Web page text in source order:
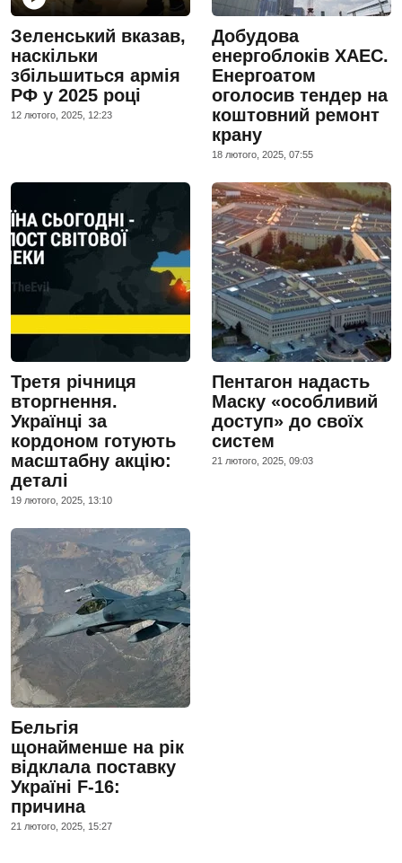
Зеленський вказав,
наскільки
збільшиться армія
РФ у 2025 році
12 лютого, 2025, 12:23
Добудова
енергоблоків ХАЕС.
Енергоатом
оголосив тендер на
коштовний ремонт
крану
18 лютого, 2025, 07:55
Третя річниця
вторгнення.
Українці за
кордоном готують
масштабну акцію:
деталі
19 лютого, 2025, 13:10
Пентагон надасть
Маску «особливий
доступ» до своїх
систем
21 лютого, 2025, 09:03
Бельгія
щонайменше на рік
відклала поставку
Україні F-16:
причина
21 лютого, 2025, 15:27